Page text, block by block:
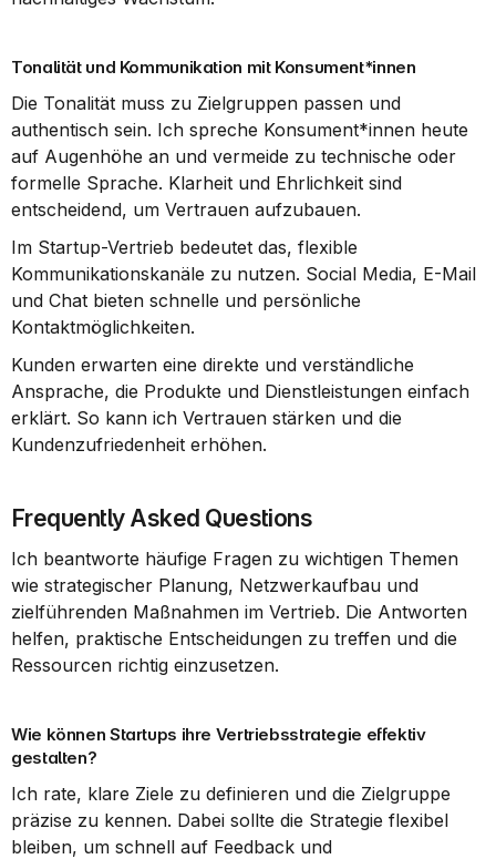
Tonalität und Kommunikation mit Konsument*innen
Die Tonalität muss zu Zielgruppen passen und
authentisch sein. Ich spreche Konsument*innen heute
auf Augenhöhe an und vermeide zu technische oder
formelle Sprache. Klarheit und Ehrlichkeit sind
entscheidend, um Vertrauen aufzubauen.
Im Startup-Vertrieb bedeutet das, flexible
Kommunikationskanäle zu nutzen. Social Media, E-Mail
und Chat bieten schnelle und persönliche
Kontaktmöglichkeiten.
Kunden erwarten eine direkte und verständliche
Ansprache, die Produkte und Dienstleistungen einfach
erklärt. So kann ich Vertrauen stärken und die
Kundenzufriedenheit erhöhen.
Frequently Asked Questions
Ich beantworte häufige Fragen zu wichtigen Themen
wie strategischer Planung, Netzwerkaufbau und
zielführenden Maßnahmen im Vertrieb. Die Antworten
helfen, praktische Entscheidungen zu treffen und die
Ressourcen richtig einzusetzen.
Wie können Startups ihre Vertriebsstrategie effektiv
gestalten?
Ich rate, klare Ziele zu definieren und die Zielgruppe
präzise zu kennen. Dabei sollte die Strategie flexibel
bleiben, um schnell auf Feedback und